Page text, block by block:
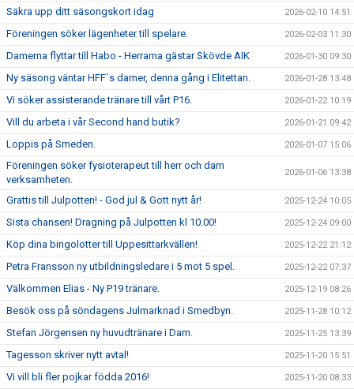
Säkra upp ditt säsongskort idag 2026-02-10 14:51
Föreningen söker lägenheter till spelare. 2026-02-03 11:30
Damerna flyttar till Habo - Herrarna gästar Skövde AIK 2026-01-30 09:30
Ny säsong väntar HFF`s damer, denna gång i Elitettan. 2026-01-28 13:48
Vi söker assisterande tränare till vårt P16. 2026-01-22 10:19
Vill du arbeta i vår Second hand butik? 2026-01-21 09:42
Loppis på Smeden. 2026-01-07 15:06
Föreningen söker fysioterapeut till herr och dam
verksamheten.
2026-01-06 13:38
Grattis till Julpotten! - God jul & Gott nytt år! 2025-12-24 10:05
Sista chansen! Dragning på Julpotten kl 10.00! 2025-12-24 09:00
Köp dina bingolotter till Uppesittarkvällen! 2025-12-22 21:12
Petra Fransson ny utbildningsledare i 5 mot 5 spel. 2025-12-22 07:37
Välkommen Elias - Ny P19 tränare. 2025-12-19 08:26
Besök oss på söndagens Julmarknad i Smedbyn. 2025-11-28 10:12
Stefan Jörgensen ny huvudtränare i Dam. 2025-11-25 13:39
Tagesson skriver nytt avtal! 2025-11-20 15:51
Vi vill bli fler pojkar födda 2016! 2025-11-20 08:33